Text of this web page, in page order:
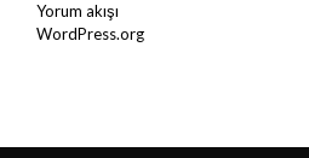
Yorum akışı
WordPress.org